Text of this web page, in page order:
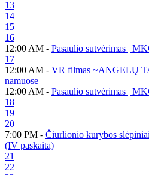
13
14
15
16
12:00 AM - Pasaulio sutvėrimas |
17
12:00 AM - VR filmas ~ANGELŲ
namuose
12:00 AM - Pasaulio sutvėrimas |
18
19
20
7:00 PM - Čiurlionio kūrybos
(IV paskaita)
21
22